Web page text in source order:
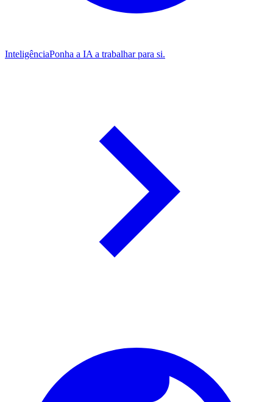
InteligênciaPonha a IA a trabalhar para si.